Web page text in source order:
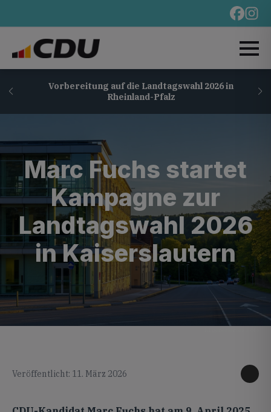
Vorbereitung auf die Landtagswahl 2026 in
Rheinland-Pfalz
Marc Fuchs startet
Kampagne zur
Landtagswahl 2026
in Kaiserslautern
Veröffentlicht: 11. März 2026